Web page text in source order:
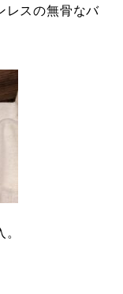
レスの無骨なバ